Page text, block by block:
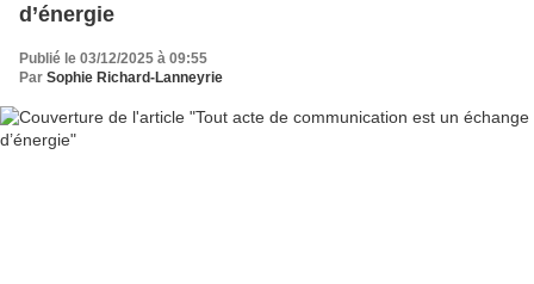
d’énergie
Publié le 03/12/2025 à 09:55
Par Sophie Richard-Lanneyrie